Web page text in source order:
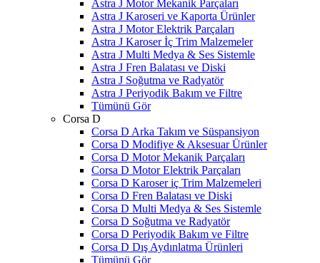
Astra J Motor Mekanik Parçaları
Astra J Karoseri ve Kaporta Ürünler
Astra J Motor Elektrik Parçaları
Astra J Karoser İç Trim Malzemeler
Astra J Multi Medya & Ses Sistemle
Astra J Fren Balatası ve Diski
Astra J Soğutma ve Radyatör
Astra J Periyodik Bakım ve Filtre
Tümünü Gör
Corsa D
Corsa D Arka Takım ve Süspansiyon
Corsa D Modifiye & Aksesuar Ürünler
Corsa D Motor Mekanik Parçaları
Corsa D Motor Elektrik Parçaları
Corsa D Karoser iç Trim Malzemeleri
Corsa D Fren Balatası ve Diski
Corsa D Multi Medya & Ses Sistemle
Corsa D Soğutma ve Radyatör
Corsa D Periyodik Bakım ve Filtre
Corsa D Dış Aydınlatma Ürünleri
Tümünü Gör